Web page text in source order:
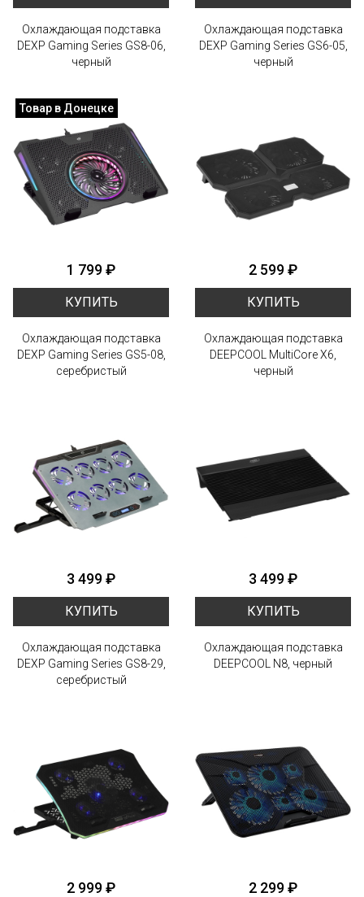
Охлаждающая подставка
DEXP Gaming Series GS8-06,
черный
Охлаждающая подставка
DEXP Gaming Series GS6-05,
черный
Товар в Донецке
1 799 ₽
КУПИТЬ
Охлаждающая подставка
DEXP Gaming Series GS5-08,
серебристый
2 599 ₽
КУПИТЬ
Охлаждающая подставка
DEEPCOOL MultiCore X6,
черный
3 499 ₽
КУПИТЬ
Охлаждающая подставка
DEXP Gaming Series GS8-29,
серебристый
3 499 ₽
КУПИТЬ
Охлаждающая подставка
DEEPCOOL N8, черный
2 999 ₽ 2 299 ₽